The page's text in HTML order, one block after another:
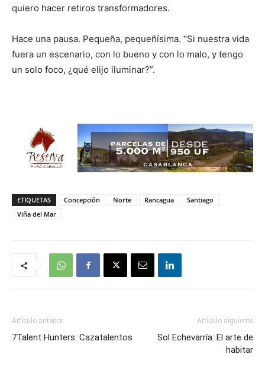
quiero hacer retiros transformadores.
Hace una pausa. Pequeña, pequeñísima. “Si nuestra vida
fuera un escenario, con lo bueno y con lo malo, y tengo
un solo foco, ¿qué elijo iluminar?”.
ETIQUETAS Concepción Norte Rancagua
Santiago
Viña del Mar
Artículo anterior
7Talent Hunters: Cazatalentos
Artículo siguiente
Sol Echevarría: El arte de
habitar